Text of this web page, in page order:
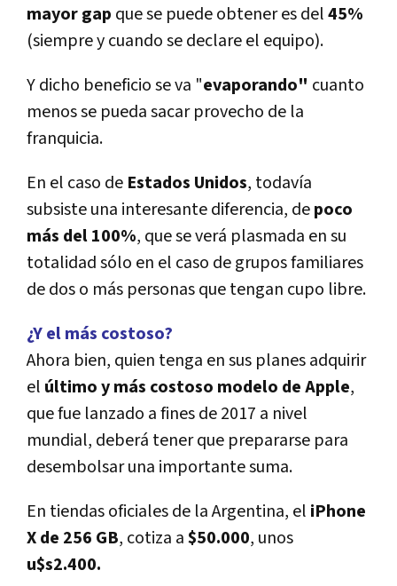
mayor gap que se puede obtener es del45%
(siempre y cuando se declare el equipo).
Y dicho beneficio se va "evaporando" cuanto
menos se pueda sacar provecho de la
franquicia.
En el caso de Estados Unidos, todaví­a
subsiste una interesante diferencia, depoco
más del 100%, que se verá plasmada en su
totalidad sólo en el caso de grupos familiares
de dos o más personas que tengan cupo libre.
¿Y el más costoso?
Ahora bien, quien tenga en sus planes adquirir
el último y más costoso modelo de Apple,
que fue lanzado a fines de 2017 a nivel
mundial, deberá tener que prepararse para
desembolsar una importante suma.
En tiendas oficiales de la Argentina, el iPhone
X de 256 GB, cotiza a$50.000, unos
u$s2.400.